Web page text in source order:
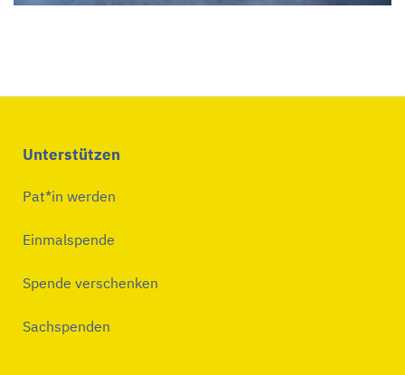
Unterstützen
Pat*in werden
Einmalspende
Spende verschenken
Sachspenden